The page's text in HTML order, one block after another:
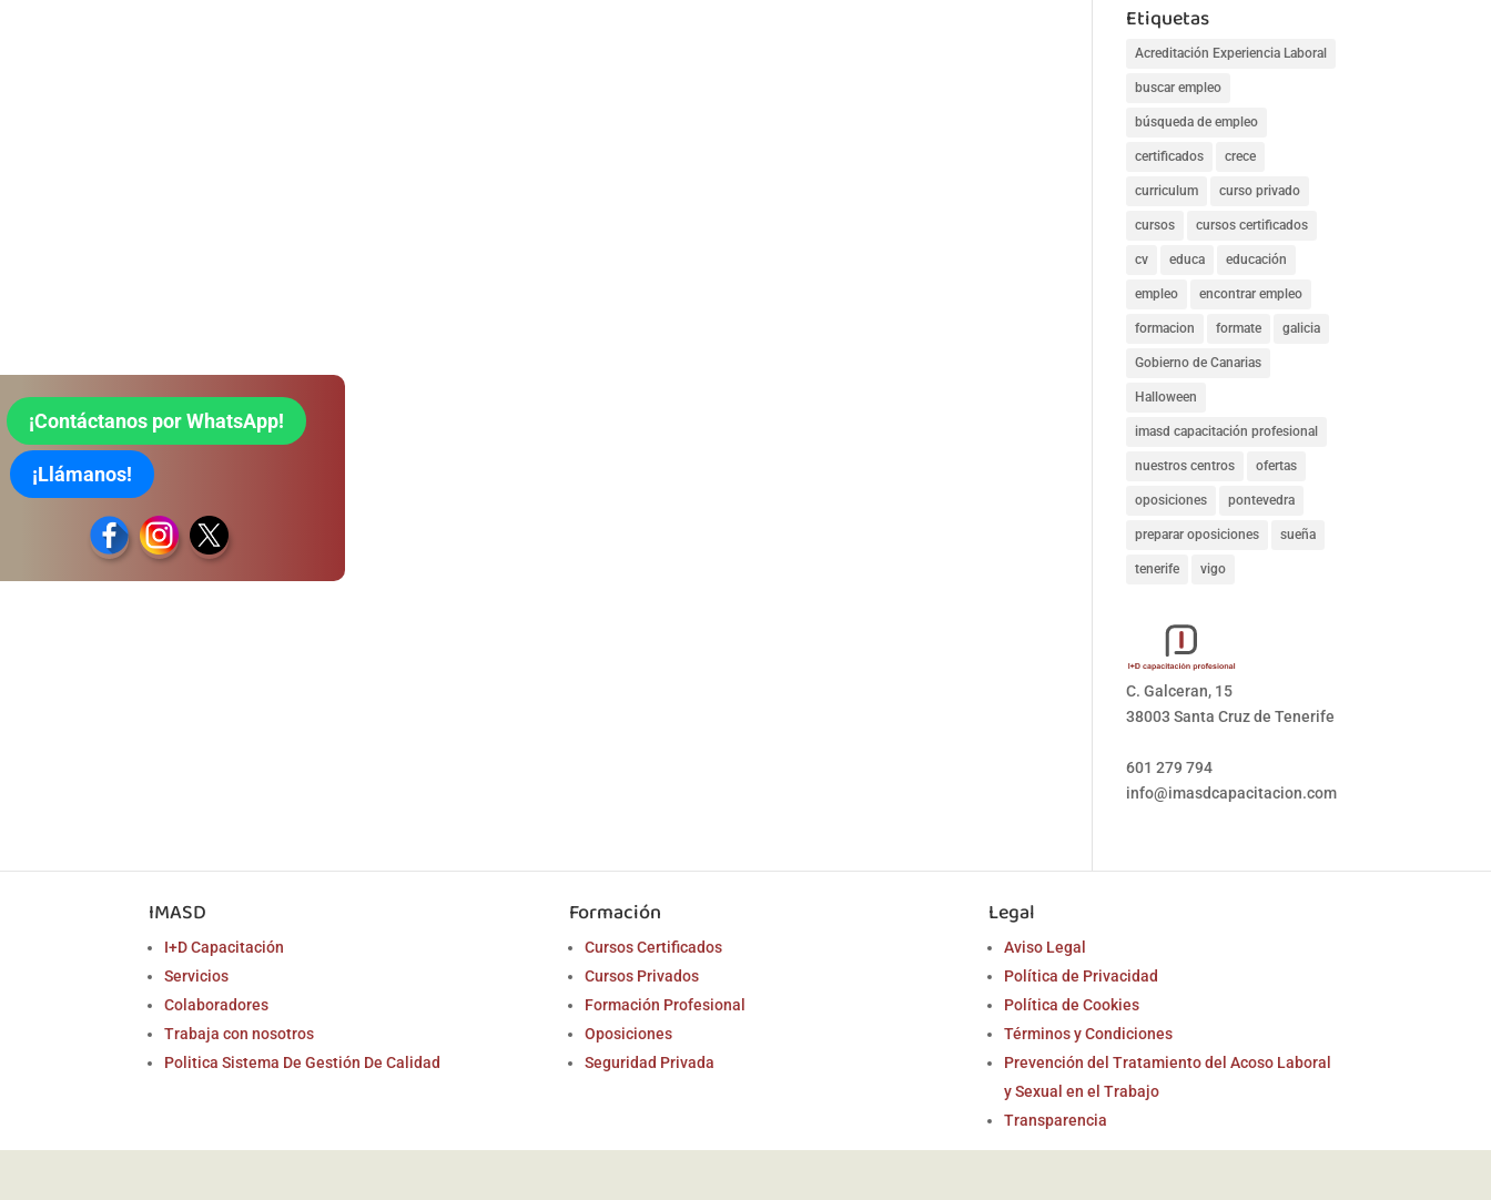
Etiquetas
Acreditación Experiencia Laboral
buscar empleo
búsqueda de empleo
certificados crece
curriculum curso privado
cursos cursos certificados
cv educa educación
empleo encontrar empleo
formacion formate galicia
Gobierno de Canarias
Halloween
imasd capacitación profesional
nuestros centros ofertas
oposiciones pontevedra
preparar oposiciones sueña
tenerife vigo
C. Galceran, 15
38003 Santa Cruz de Tenerife
601 279 794
info@imasdcapacitacion.com
IMASD
I+D Capacitación
Servicios
Colaboradores
Trabaja con nosotros
Politica Sistema De Gestión De Calidad
Formación
Cursos Certificados
Cursos Privados
Formación Profesional
Oposiciones
Seguridad Privada
Legal
Aviso Legal
Política de Privacidad
Política de Cookies
Términos y Condiciones
Prevención del Tratamiento del Acoso Laboral
y Sexual en el Trabajo
Transparencia
¡Contáctanos por WhatsApp!
¡Llámanos!